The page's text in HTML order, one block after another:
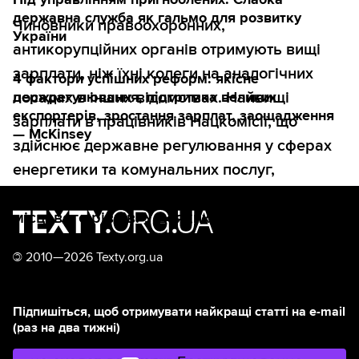
Чиновники правоохоронних,
антикорупційних органів отримують вищі
зарплати, ніж їхні колеги на аналогічних
посадах в інших відомствах. Найвищі
зарплати в працівників Нацкомісії, що
здійснює державне регулювання у сферах
енергетики та комунальних послуг,
місцевого рівнів. У деяких міністерствах
передбачено законодавством.
Державні службовці, чиновники, бюрократи
державна служба як гальмо для розвитку
України
4 фактори успішних реформ: якісне
держрегулювання, підтримка великих
експортерів, зростання зарплат, заощадження
— McKinsey
© 2010—2026 Texty.org.ua
Підпишіться, щоб отримувати найкращі статті на e-mail
(раз на два тижні)